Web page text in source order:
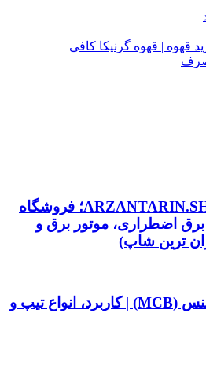
قهوه | قهوه گرنیکا کافی
افتتاح رسمی ARZANTARIN.SHOP؛ فروشگاه
اضطراری، موتور برق و
ترین شاپ)
کلید مینیاتوری زیمنس (MCB) | کاربرد، انواع تیپ و